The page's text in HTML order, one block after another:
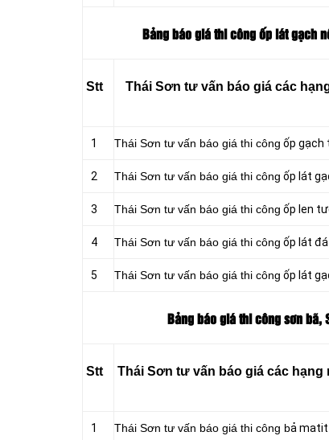
Bảng báo giá thi công ốp lát gạch
Stt Thái Sơn tư vấn báo giá các
1 Thái Sơn tư vấn báo giá thi công ốp gạch
2 Thái Sơn tư vấn báo giá thi công ốp lát
3 Thái Sơn tư vấn báo giá thi công ốp len
4 Thái Sơn tư vấn báo giá thi công ốp lát
5 Thái Sơn tư vấn báo giá thi công ốp lát
Bảng báo giá thi công sơn bã,
Stt Thái Sơn tư vấn báo giá các
1 Thái Sơn tư vấn báo giá thi công bả